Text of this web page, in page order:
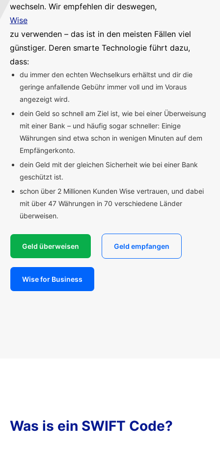
wechseln. Wir empfehlen dir deswegen,
Wise
zu verwenden – das ist in den meisten Fällen viel
günstiger. Deren smarte Technologie führt dazu,
dass:
du immer den echten Wechselkurs erhältst und dir die
geringe anfallende Gebühr immer voll und im Voraus
angezeigt wird.
dein Geld so schnell am Ziel ist, wie bei einer Überweisung
mit einer Bank – und häufig sogar schneller: Einige
Währungen sind etwa schon in wenigen Minuten auf dem
Empfängerkonto.
dein Geld mit der gleichen Sicherheit wie bei einer Bank
geschützt ist.
schon über 2 Millionen Kunden Wise vertrauen, und dabei
mit über 47 Währungen in 70 verschiedene Länder
überweisen.
Geld überweisen Geld empfangen
Wise for Business
Was is ein SWIFT Code?